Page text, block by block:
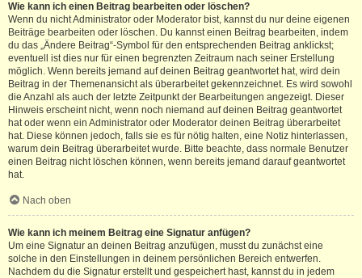
Wie kann ich einen Beitrag bearbeiten oder löschen?
Wenn du nicht Administrator oder Moderator bist, kannst du nur deine eigenen
Beiträge bearbeiten oder löschen. Du kannst einen Beitrag bearbeiten, indem
du das „Ändere Beitrag“-Symbol für den entsprechenden Beitrag anklickst;
eventuell ist dies nur für einen begrenzten Zeitraum nach seiner Erstellung
möglich. Wenn bereits jemand auf deinen Beitrag geantwortet hat, wird dein
Beitrag in der Themenansicht als überarbeitet gekennzeichnet. Es wird sowohl
die Anzahl als auch der letzte Zeitpunkt der Bearbeitungen angezeigt. Dieser
Hinweis erscheint nicht, wenn noch niemand auf deinen Beitrag geantwortet
hat oder wenn ein Administrator oder Moderator deinen Beitrag überarbeitet
hat. Diese können jedoch, falls sie es für nötig halten, eine Notiz hinterlassen,
warum dein Beitrag überarbeitet wurde. Bitte beachte, dass normale Benutzer
einen Beitrag nicht löschen können, wenn bereits jemand darauf geantwortet
hat.
Nach oben
Wie kann ich meinem Beitrag eine Signatur anfügen?
Um eine Signatur an deinen Beitrag anzufügen, musst du zunächst eine
solche in den Einstellungen in deinem persönlichen Bereich entwerfen.
Nachdem du die Signatur erstellt und gespeichert hast, kannst du in jedem